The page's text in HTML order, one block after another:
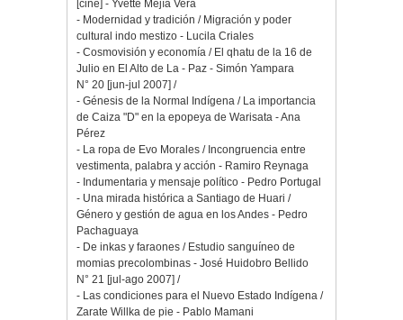
[cine] - Yvette Mejía Vera
- Modernidad y tradición / Migración y poder
cultural indo mestizo - Lucila Criales
- Cosmovisión y economía / El qhatu de la 16 de
Julio en El Alto de La - Paz - Simón Yampara
N° 20 [jun-jul 2007] /
- Génesis de la Normal Indígena / La importancia
de Caiza "D" en la epopeya de Warisata - Ana
Pérez
- La ropa de Evo Morales / Incongruencia entre
vestimenta, palabra y acción - Ramiro Reynaga
- Indumentaria y mensaje político - Pedro Portugal
- Una mirada histórica a Santiago de Huari /
Género y gestión de agua en los Andes - Pedro
Pachaguaya
- De inkas y faraones / Estudio sanguíneo de
momias precolombinas - José Huidobro Bellido
N° 21 [jul-ago 2007] /
- Las condiciones para el Nuevo Estado Indígena /
Zarate Willka de pie - Pablo Mamani